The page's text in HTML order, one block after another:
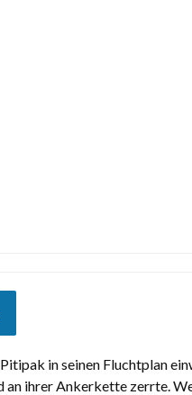
in seinen Fluchtplan
an ihrer Ankerkette zerrte.